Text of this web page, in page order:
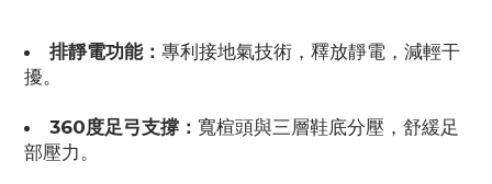
排靜電功能： 專利接地氣技術，釋放靜電，減輕干
擾。
360度足弓支撐： 寬楦頭與三層鞋底分壓，舒緩足
部壓力。